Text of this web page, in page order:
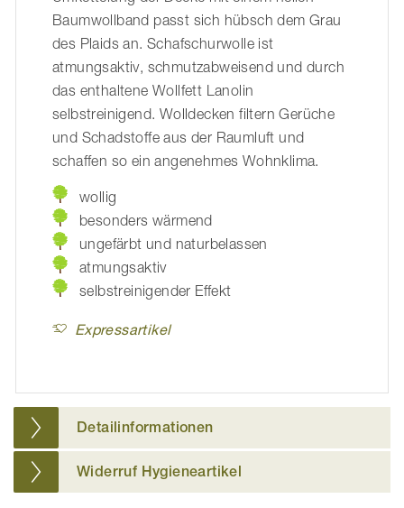
Baumwollband passt sich hübsch dem Grau
des Plaids an. Schafschurwolle ist
atmungsaktiv, schmutzabweisend und durch
das enthaltene Wollfett Lanolin
selbstreinigend. Wolldecken filtern Gerüche
und Schadstoffe aus der Raumluft und
schaffen so ein angenehmes Wohnklima.
wollig
besonders wärmend
ungefärbt und naturbelassen
atmungsaktiv
selbstreinigender Effekt
Expressartikel
Detailinformationen
Widerruf Hygieneartikel